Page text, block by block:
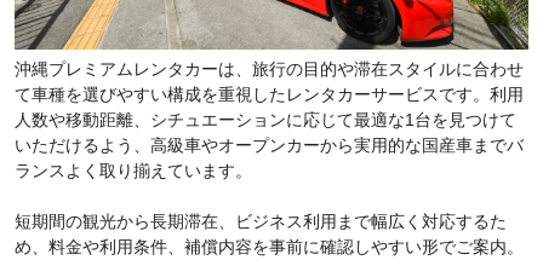
沖縄プレミアムレンタカーは、旅行の目的や滞在スタイルに合わせ
て車種を選びやすい構成を重視したレンタカーサービスです。利用
人数や移動距離、シチュエーションに応じて最適な1台を見つけて
いただけるよう、高級車やオープンカーから実用的な国産車までバ
ランスよく取り揃えています。
短期間の観光から長期滞在、ビジネス利用まで幅広く対応するた
め、料金や利用条件、補償内容を事前に確認しやすい形でご案内。